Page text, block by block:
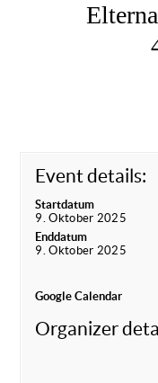
Event details:
Startdatum
9. Oktober 2025
Enddatum
9. Oktober 2025
Google Calendar
Organizer